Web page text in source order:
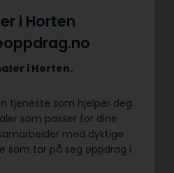
i Horten
i Horten.
tjeneste som hjelper deg
som passer for dine
med dyktige
som tar på seg oppdrag i